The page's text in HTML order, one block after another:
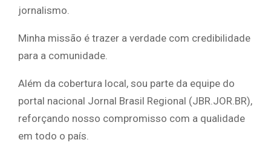
jornalismo.
Minha missão é trazer a verdade com credibilidade
para a comunidade.
Além da cobertura local, sou parte da equipe do
portal nacional Jornal Brasil Regional (JBR.JOR.BR),
reforçando nosso compromisso com a qualidade
em todo o país.